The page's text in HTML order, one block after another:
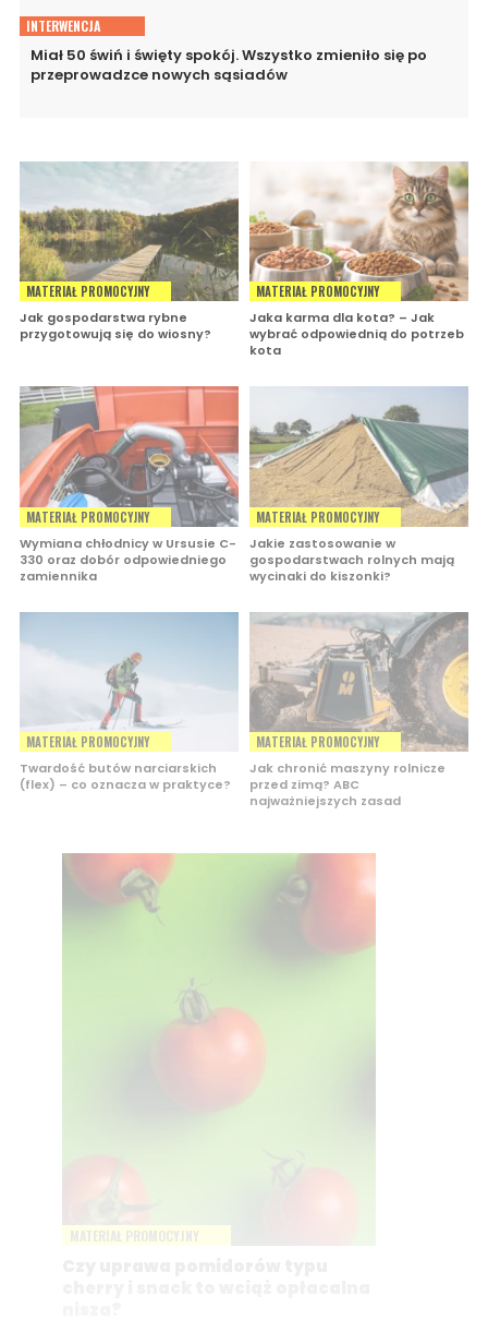
INTERWENCJA
Miał 50 świń i święty spokój. Wszystko zmieniło się po
przeprowadzce nowych sąsiadów
MATERIAŁ PROMOCYJNY
Jak gospodarstwa rybne
przygotowują się do wiosny?
MATERIAŁ PROMOCYJNY
Jaka karma dla kota? – Jak
wybrać odpowiednią do potrzeb
kota
MATERIAŁ PROMOCYJNY
Wymiana chłodnicy w Ursusie C-
330 oraz dobór odpowiedniego
zamiennika
MATERIAŁ PROMOCYJNY
Jakie zastosowanie w
gospodarstwach rolnych mają
wycinaki do kiszonki?
MATERIAŁ PROMOCYJNY
Twardość butów narciarskich
(flex) – co oznacza w praktyce?
MATERIAŁ PROMOCYJNY
Jak chronić maszyny rolnicze
przed zimą? ABC
najważniejszych zasad